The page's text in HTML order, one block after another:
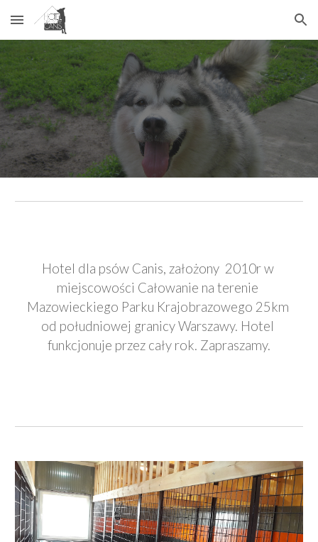
Skip to main content Skip to navigation
Hotel dla psów Canis, założony  2010r w
miejscowości Całowanie na terenie
Mazowieckiego Parku Krajobrazowego 25km
od południowej granicy Warszawy. Hotel
funkcjonuje przez cały rok. Zapraszamy.